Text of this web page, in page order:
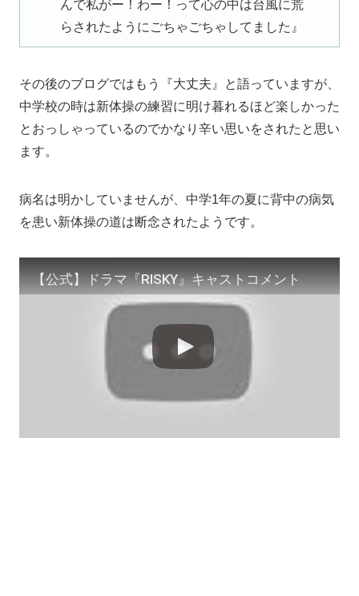
んで私がー！わー！って心の中は台風に荒
らされたようにごちゃごちゃしてました』
その後のブログではもう『大丈夫』と語っていますが、
中学校の時は新体操の練習に明け暮れるほど楽しかった
とおっしゃっているのでかなり辛い思いをされたと思い
ます。
病名は明かしていませんが、中学1年の夏に背中の病気
を患い新体操の道は断念されたようです。
【公式】ドラマ『RISKY』キャストコメント